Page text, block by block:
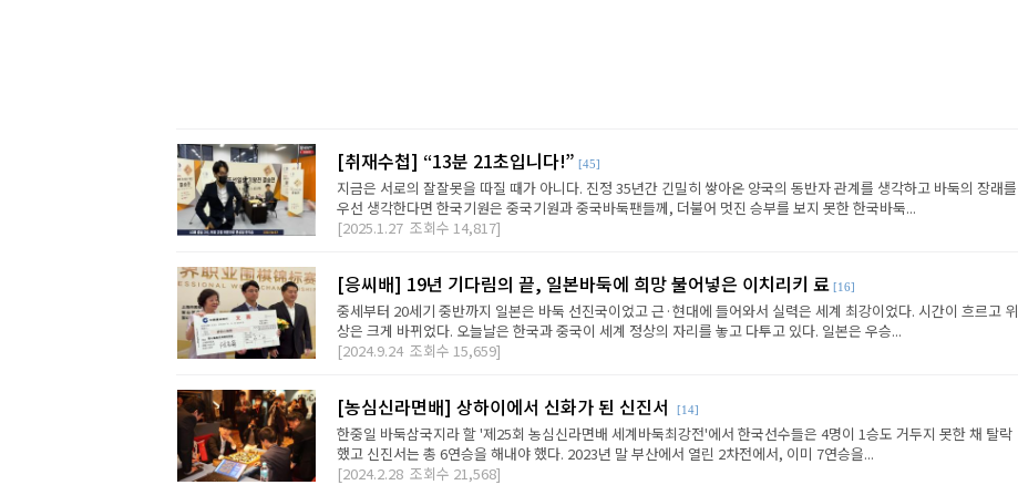
[취재수첩] “13분 21초입니다!” [45]
지금은 서로의 잘잘못을 따질 때가 아니다. 진정 35년간 긴밀히 쌓아온 양국의 동반자 관계를 생각하고 바둑의 장래를
우선 생각한다면 한국기원은 중국기원과 중국바둑팬들께, 더불어 멋진 승부를 보지 못한 한국바둑...
[2025.1.27 조회수 14,817]
[응씨배] 19년 기다림의 끝, 일본바둑에 희망 불어넣은 이치리키 료 [16]
중세부터 20세기 중반까지 일본은 바둑 선진국이었고 근·현대에 들어와서 실력은 세계 최강이었다. 시간이 흐르고 위
상은 크게 바뀌었다. 오늘날은 한국과 중국이 세계 정상의 자리를 놓고 다투고 있다. 일본은 우승...
[2024.9.24 조회수 15,659]
[농심신라면배] 상하이에서 신화가 된 신진서 [14]
한중일 바둑삼국지라 할 '제25회 농심신라면배 세계바둑최강전'에서 한국선수들은 4명이 1승도 거두지 못한 채 탈락
했고 신진서는 총 6연승을 해내야 했다. 2023년 말 부산에서 열린 2차전에서, 이미 7연승을...
[2024.2.28 조회수 21,568]